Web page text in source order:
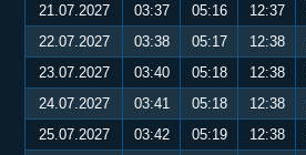
21.07.2027
03:37 05:16 12:37
22.07.2027
03:38 05:17 12:38
23.07.2027
03:40 05:18 12:38
24.07.2027
03:41 05:18 12:38
25.07.2027
03:42 05:19 12:38